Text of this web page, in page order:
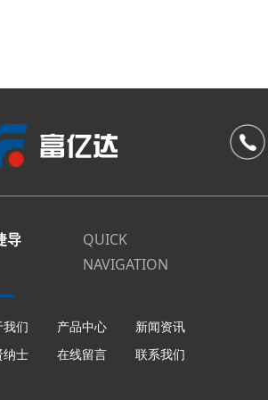
导
QUICK
NAVIGATION
我们 产品中心
新闻资讯
纳士
在线留言 联系我们